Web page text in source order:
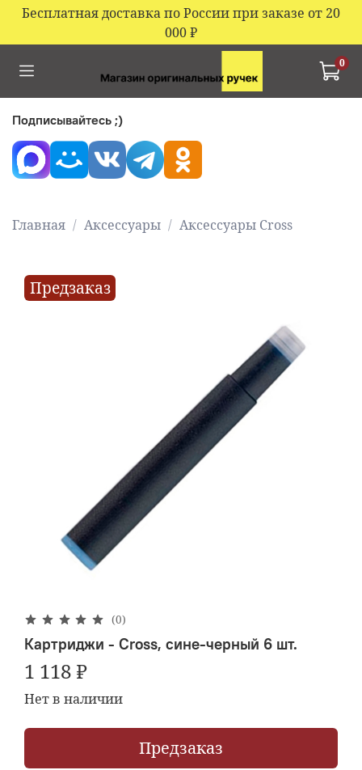
Бесплатная доставка по России при заказе от 20
000₽
0
Главная Аксессуары Аксессуары Cross
Предзаказ
(0)
Картриджи - Cross, сине-черный 6 шт.
1 118 ₽
Нет в наличии
Предзаказ
Подписывайтесь ;)